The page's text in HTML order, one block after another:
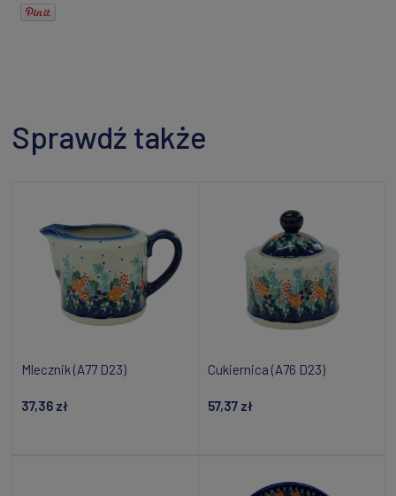
Sprawdź także
Mlecznik (A77 D23)
37,36 zł
Cukiernica (A76 D23)
57,37 zł